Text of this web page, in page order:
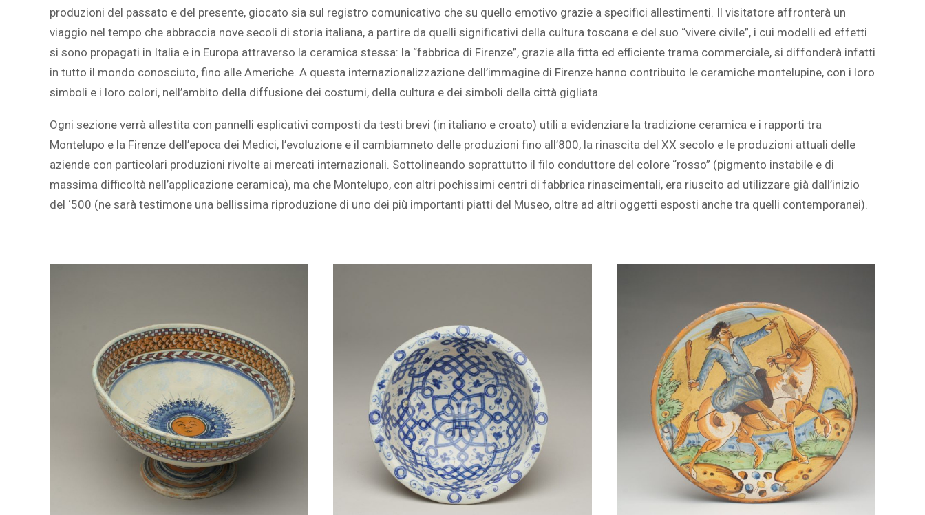
produzioni del passato e del presente, giocato sia sul registro comunicativo che su quello emotivo grazie a specifici allestimenti. Il visitatore affronterà un
viaggio nel tempo che abbraccia nove secoli di storia italiana, a partire da quelli significativi della cultura toscana e del suo “vivere civile”, i cui modelli ed effetti
si sono propagati in Italia e in Europa attraverso la ceramica stessa: la “fabbrica di Firenze”, grazie alla fitta ed efficiente trama commerciale, si diffonderà infatti
in tutto il mondo conosciuto, fino alle Americhe. A questa internazionalizzazione dell’immagine di Firenze hanno contribuito le ceramiche montelupine, con i loro
simboli e i loro colori, nell’ambito della diffusione dei costumi, della cultura e dei simboli della città gigliata.
Ogni sezione verrà allestita con pannelli esplicativi composti da testi brevi (in italiano e croato) utili a evidenziare la tradizione ceramica e i rapporti tra
Montelupo e la Firenze dell’epoca dei Medici, l’evoluzione e il cambiamneto delle produzioni fino all’800, la rinascita del XX secolo e le produzioni attuali delle
aziende con particolari produzioni rivolte ai mercati internazionali. Sottolineando soprattutto il filo conduttore del colore “rosso” (pigmento instabile e di
massima difficoltà nell’applicazione ceramica), ma che Montelupo, con altri pochissimi centri di fabbrica rinascimentali, era riuscito ad utilizzare già dall’inizio
del ‘500 (ne sarà testimone una bellissima riproduzione di uno dei più importanti piatti del Museo, oltre ad altri oggetti esposti anche tra quelli contemporanei).